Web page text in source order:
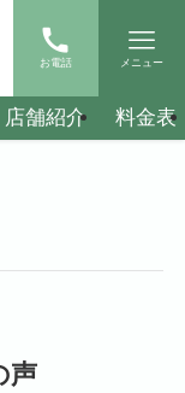
お電話 メニュー
店舗紹介 料金表
声